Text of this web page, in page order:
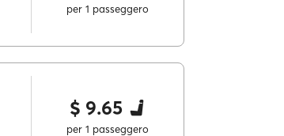
per 1 passeggero
$ 9.65
per 1 passeggero